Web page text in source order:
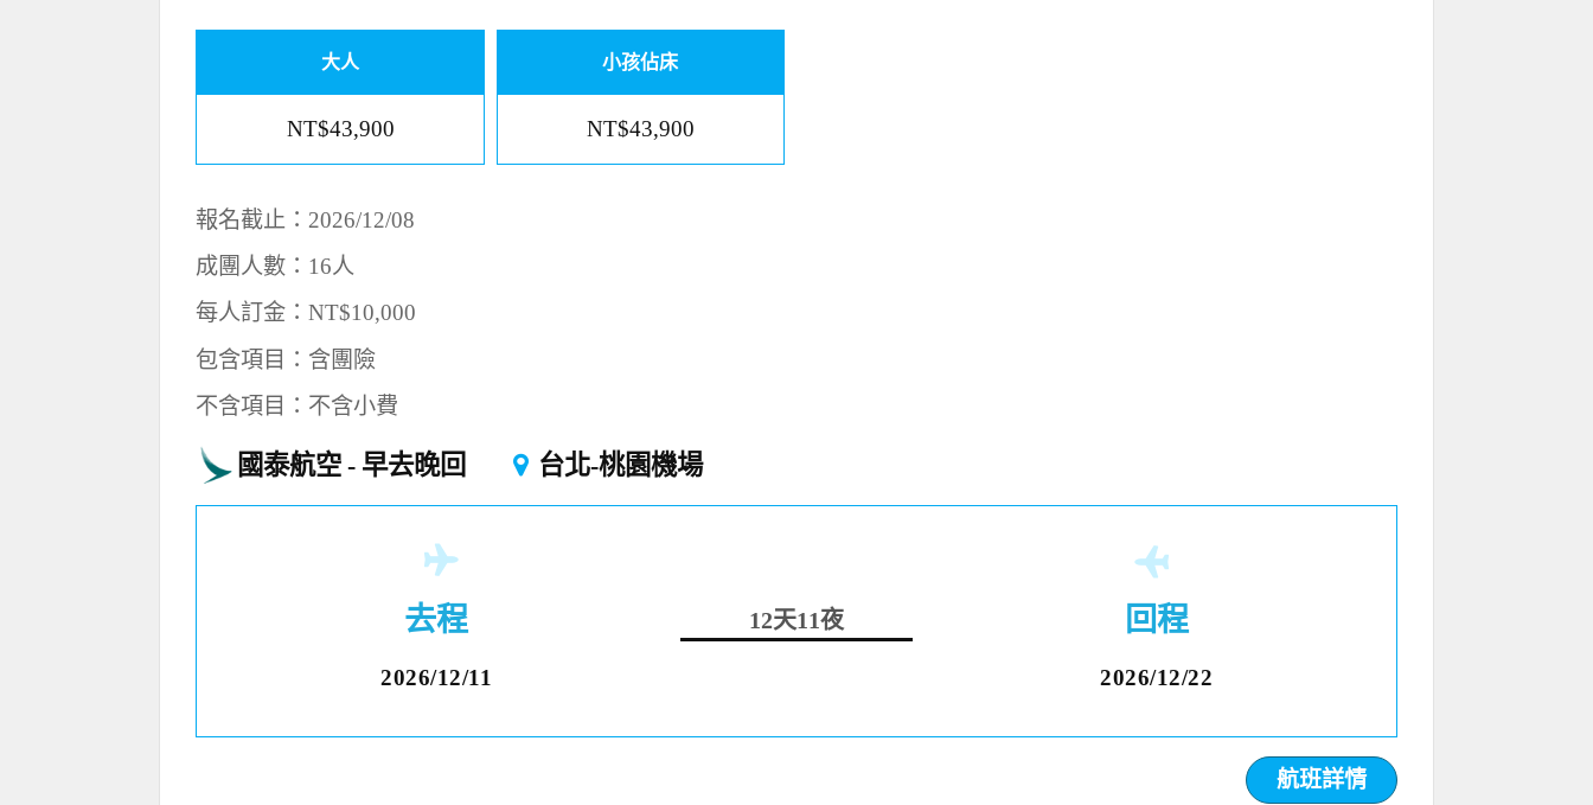
大人
NT$43,900
小孩佔床
NT$43,900
報名截止：2026/12/08
成團人數：16人
每人訂金：NT$10,000
包含項目：含團險
不含項目：不含小費
國泰航空 早去晚回 台北-桃園機場
去程
2026/12/11
12天11夜 回程
2026/12/22
航班詳情